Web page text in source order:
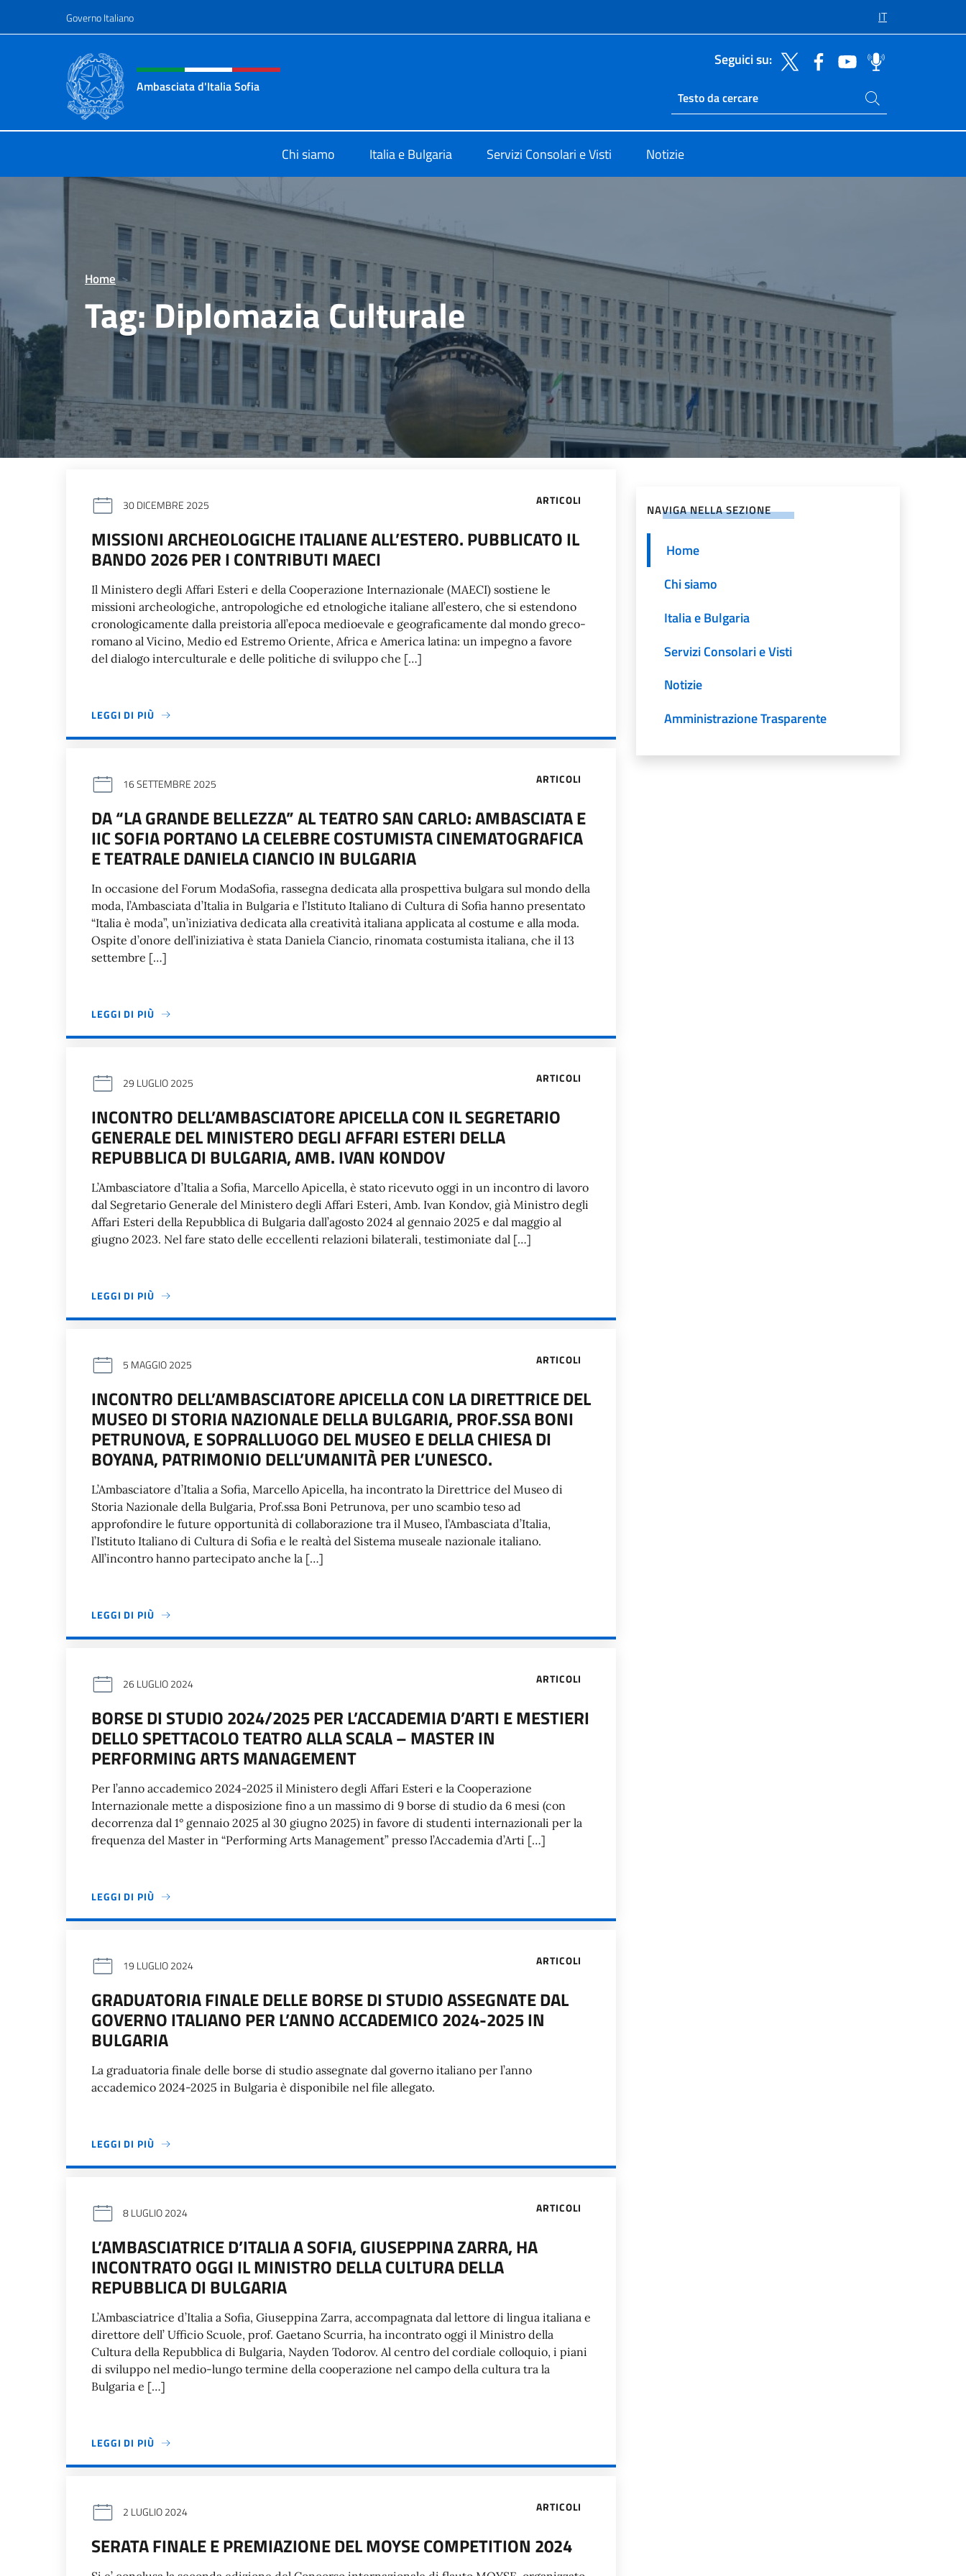
Governo Italiano IT
Intestazione sito, social e menù
Ambasciata d'Italia Sofia
Seguici su:
Ricerca sito live
Cerca nel sito
Chi siamo Italia e Bulgaria Servizi Consolari e Visti Notizie
Home >
Tag:Diplomazia Culturale
ARTICOLI
30 DICEMBRE 2025
MISSIONI ARCHEOLOGICHE ITALIANE ALL’ESTERO. PUBBLICATO IL
BANDO 2026 PER I CONTRIBUTI MAECI
Il Ministero degli Affari Esteri e della Cooperazione Internazionale (MAECI) sostiene le
missioni archeologiche, antropologiche ed etnologiche italiane all’estero, che si estendono
cronologicamente dalla preistoria all’epoca medioevale e geograficamente dal mondo greco-
romano al Vicino, Medio ed Estremo Oriente, Africa e America latina: un impegno a favore
del dialogo interculturale e delle politiche di sviluppo che […]
LEGGI DI PIÙ
ARTICOLI
16 SETTEMBRE 2025
DA “LA GRANDE BELLEZZA” AL TEATRO SAN CARLO: AMBASCIATA E
IIC SOFIA PORTANO LA CELEBRE COSTUMISTA CINEMATOGRAFICA
E TEATRALE DANIELA CIANCIO IN BULGARIA
In occasione del Forum ModaSofia, rassegna dedicata alla prospettiva bulgara sul mondo della
moda, l’Ambasciata d’Italia in Bulgaria e l’Istituto Italiano di Cultura di Sofia hanno presentato
“Italia è moda”, un’iniziativa dedicata alla creatività italiana applicata al costume e alla moda.
Ospite d’onore dell’iniziativa è stata Daniela Ciancio, rinomata costumista italiana, che il 13
settembre […]
LEGGI DI PIÙ
ARTICOLI
29 LUGLIO 2025
INCONTRO DELL’AMBASCIATORE APICELLA CON IL SEGRETARIO
GENERALE DEL MINISTERO DEGLI AFFARI ESTERI DELLA
REPUBBLICA DI BULGARIA, AMB. IVAN KONDOV
L’Ambasciatore d’Italia a Sofia, Marcello Apicella, è stato ricevuto oggi in un incontro di lavoro
dal Segretario Generale del Ministero degli Affari Esteri, Amb. Ivan Kondov, già Ministro degli
Affari Esteri della Repubblica di Bulgaria dall’agosto 2024 al gennaio 2025 e dal maggio al
giugno 2023. Nel fare stato delle eccellenti relazioni bilaterali, testimoniate dal […]
LEGGI DI PIÙ
ARTICOLI
5 MAGGIO 2025
INCONTRO DELL’AMBASCIATORE APICELLA CON LA DIRETTRICE DEL
MUSEO DI STORIA NAZIONALE DELLA BULGARIA, PROF.SSA BONI
PETRUNOVA, E SOPRALLUOGO DEL MUSEO E DELLA CHIESA DI
BOYANA, PATRIMONIO DELL’UMANITÀ PER L’UNESCO.
L’Ambasciatore d’Italia a Sofia, Marcello Apicella, ha incontrato la Direttrice del Museo di
Storia Nazionale della Bulgaria, Prof.ssa Boni Petrunova, per uno scambio teso ad
approfondire le future opportunità di collaborazione tra il Museo, l’Ambasciata d’Italia,
l’Istituto Italiano di Cultura di Sofia e le realtà del Sistema museale nazionale italiano.
All’incontro hanno partecipato anche la […]
LEGGI DI PIÙ
ARTICOLI
26 LUGLIO 2024
BORSE DI STUDIO 2024/2025 PER L’ACCADEMIA D’ARTI E MESTIERI
DELLO SPETTACOLO TEATRO ALLA SCALA – MASTER IN
PERFORMING ARTS MANAGEMENT
Per l’anno accademico 2024-2025 il Ministero degli Affari Esteri e la Cooperazione
Internazionale mette a disposizione fino a un massimo di 9 borse di studio da 6 mesi (con
decorrenza dal 1° gennaio 2025 al 30 giugno 2025) in favore di studenti internazionali per la
frequenza del Master in “Performing Arts Management” presso l’Accademia d’Arti […]
LEGGI DI PIÙ
ARTICOLI
19 LUGLIO 2024
GRADUATORIA FINALE DELLE BORSE DI STUDIO ASSEGNATE DAL
GOVERNO ITALIANO PER L’ANNO ACCADEMICO 2024-2025 IN
BULGARIA
La graduatoria finale delle borse di studio assegnate dal governo italiano per l’anno
accademico 2024-2025 in Bulgaria è disponibile nel file allegato.
LEGGI DI PIÙ
ARTICOLI
8 LUGLIO 2024
L’AMBASCIATRICE D’ITALIA A SOFIA, GIUSEPPINA ZARRA, HA
INCONTRATO OGGI IL MINISTRO DELLA CULTURA DELLA
REPUBBLICA DI BULGARIA
L’Ambasciatrice d’Italia a Sofia, Giuseppina Zarra, accompagnata dal lettore di lingua italiana e
direttore dell’ Ufficio Scuole, prof. Gaetano Scurria, ha incontrato oggi il Ministro della
Cultura della Repubblica di Bulgaria, Nayden Todorov. Al centro del cordiale colloquio, i piani
di sviluppo nel medio-lungo termine della cooperazione nel campo della cultura tra la
Bulgaria e […]
LEGGI DI PIÙ
ARTICOLI
2 LUGLIO 2024
SERATA FINALE E PREMIAZIONE DEL MOYSE COMPETITION 2024
NAVIGA NELLA SEZIONE
Home
Chi siamo
Italia e Bulgaria
Servizi Consolari e Visti
Notizie
Amministrazione Trasparente